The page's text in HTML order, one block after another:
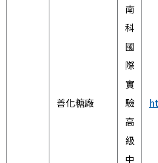
善化糖廠
南
科
國
際
實
驗
高
級
中